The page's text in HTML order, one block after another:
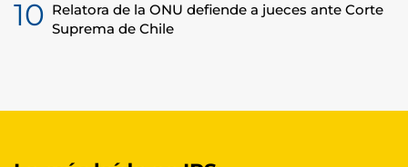
10 Relatora de la ONU defiende a jueces ante Corte
Suprema de Chile